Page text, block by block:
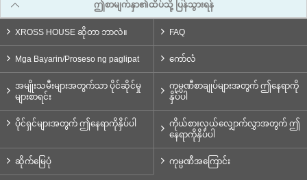
တိုကျူရှင်-ယိုကိုဟားမားလိုင်း (3)
Seibu မီးရထား
Seibu Shinjuku လိုင်း (165)
Seibu Ikebukuro လိုင်း (91)
Seibu Yurakucho လိုင်း
ဤစာမျက်နှာ၏ထိပ်သို့ ပြန်သွားရန်
XROSS HOUSE ဆိုတာ ဘာလဲ။ FAQ
Mga Bayarin/Proseso ng paglipat ကော်လံ
အမျိုးသမီးများအတွက်သာ ပိုင်ဆိုင်မှု
များစာရင်း
ကုမ္ပဏီစာချုပ်များအတွက် ဤနေရာကို
နှိပ်ပါ
ပိုင်ရှင်များအတွက် ဤနေရာကိုနှိပ်ပါ
ကိုယ်စားလှယ်လျှောက်လွှာအတွက် ဤ
နေရာကိုနှိပ်ပါ
ဆိုက်မြေပုံ ကုမ္ပဏီအကြောင်း